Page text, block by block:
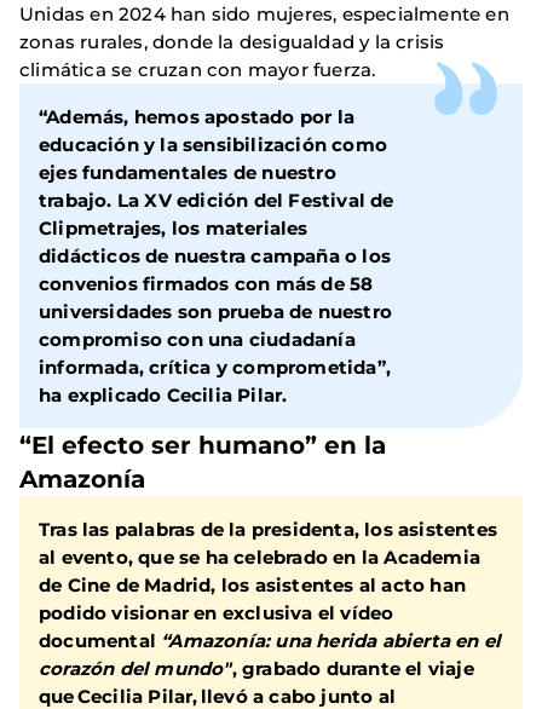
Unidas en 2024 han sido mujeres, especialmente en
zonas rurales, donde la desigualdad y la crisis
climática se cruzan con mayor fuerza.
“Además, hemos apostado por la
educación y la sensibilización como
ejes fundamentales de nuestro
trabajo. La XV edición del Festival de
Clipmetrajes, los materiales
didácticos de nuestra campaña o los
convenios firmados con más de 58
universidades son prueba de nuestro
compromiso con una ciudadanía
informada, crítica y comprometida”,
ha explicado Cecilia Pilar.
“El efecto ser humano” en la
Amazonía
Tras las palabras de la presidenta, los asistentes
al evento, que se ha celebrado en la Academia
de Cine de Madrid, los asistentes al acto han
podido visionar en exclusiva el vídeo
documental “Amazonía: una herida abierta en el
corazón del mundo", grabado durante el viaje
que Cecilia Pilar, llevó a cabo junto al